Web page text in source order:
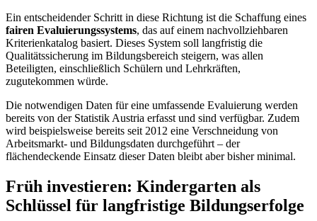
Ein entscheidender Schritt in diese Richtung ist die Schaffung eines
fairen Evaluierungssystems, das auf einem nachvollziehbaren
Kriterienkatalog basiert. Dieses System soll langfristig die
Qualitätssicherung im Bildungsbereich steigern, was allen
Beteiligten, einschließlich Schülern und Lehrkräften,
zugutekommen würde.
Die notwendigen Daten für eine umfassende Evaluierung werden
bereits von der Statistik Austria erfasst und sind verfügbar. Zudem
wird beispielsweise bereits seit 2012 eine Verschneidung von
Arbeitsmarkt- und Bildungsdaten durchgeführt – der
flächendeckende Einsatz dieser Daten bleibt aber bisher minimal.
Früh investieren: Kindergarten als
Schlüssel für langfristige Bildungserfolge